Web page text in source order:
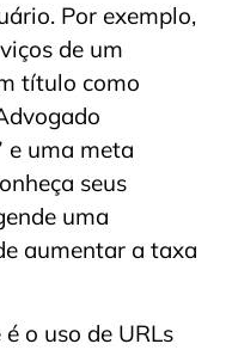
Por exemplo,
de um
título como
e uma meta
seus
uma
aumentar a taxa
o uso de URLs